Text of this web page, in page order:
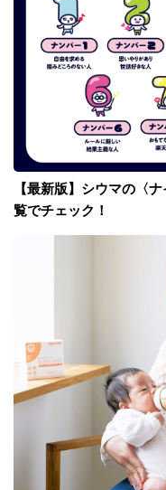
【最新版】シウマの〈
覧でチェック！